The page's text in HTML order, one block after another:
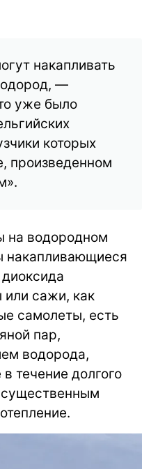
накапливать
—
уже было
которых
произведенном
на водородном
накапливающиеся
или сажи, как
самолеты, есть
пар,
водорода,
течение долгого